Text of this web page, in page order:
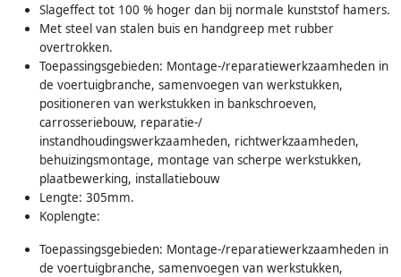
Slageffect tot 100 % hoger dan bij normale kunststof hamers.
Met steel van stalen buis en handgreep met rubber
overtrokken.
Toepassingsgebieden: Montage-/reparatiewerkzaamheden in
de voertuigbranche, samenvoegen van werkstukken,
positioneren van werkstukken in bankschroeven,
carrosseriebouw, reparatie-/
instandhoudingswerkzaamheden, richtwerkzaamheden,
behuizingsmontage, montage van scherpe werkstukken,
plaatbewerking, installatiebouw
Lengte: 305mm.
Koplengte:
Toepassingsgebieden: Montage-/reparatiewerkzaamheden in
de voertuigbranche, samenvoegen van werkstukken,